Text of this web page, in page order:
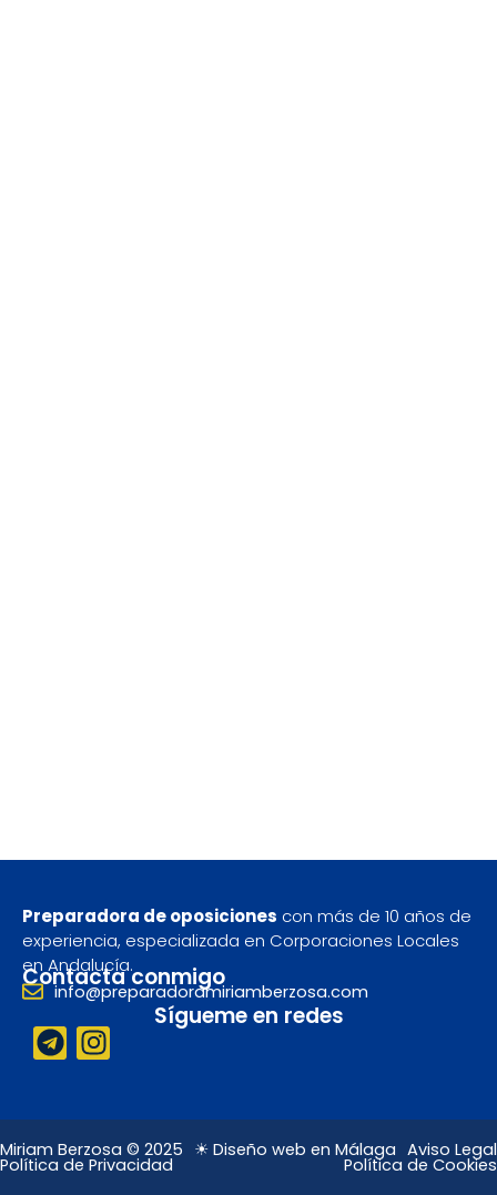
Preparadora de oposiciones con más de 10 años de
experiencia, especializada en Corporaciones Locales
en Andalucía.
Contacta conmigo
info@preparadoramiriamberzosa.com
Sígueme en redes
T
e
e
g
r
I
n
t
a
g
Miriam Berzosa © 2025 ☀ Diseño web en Málaga Aviso Legal
Política de Privacidad Política de Cookies